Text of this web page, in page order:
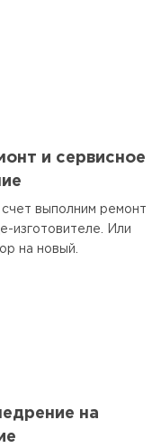
и сервисное
выполним ремонт
изготовителе. Или
на новый.
на